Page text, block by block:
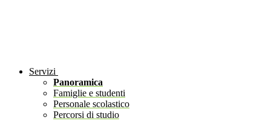
Servizi
Panoramica
Famiglie e studenti
Personale scolastico
Percorsi di studio